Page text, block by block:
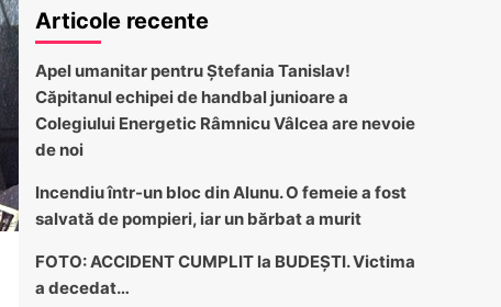
Articole recente
Apel umanitar pentru Ștefania Tanislav!
Căpitanul echipei de handbal junioare a
Colegiului Energetic Râmnicu Vâlcea are nevoie
de noi
Incendiu într-un bloc din Alunu. O femeie a fost
salvată de pompieri, iar un bărbat a murit
FOTO: ACCIDENT CUMPLIT la BUDEȘTI. Victima
a decedat…